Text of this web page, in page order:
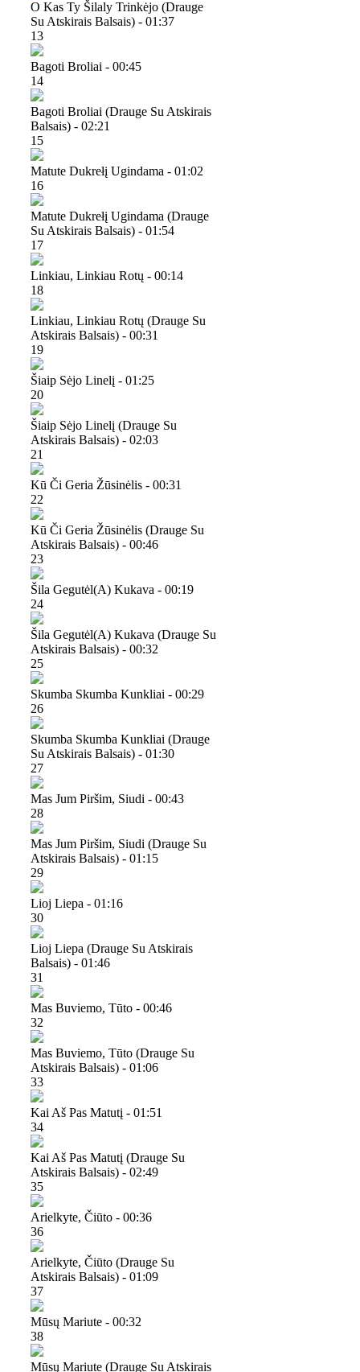
O Kas Ty Šilaly Trinkėjo (drauge
Su Atskirais Balsais) - 01:37
13
Bagoti Broliai - 00:45
14
Bagoti Broliai (drauge Su Atskirais
Balsais) - 02:21
15
Matute Dukrełį Ugindama - 01:02
16
Matute Dukrełį Ugindama (drauge
Su Atskirais Balsais) - 01:54
17
Linkiau, Linkiau Rotų - 00:14
18
Linkiau, Linkiau Rotų (drauge Su
Atskirais Balsais) - 00:31
19
Šiaip Sėjo Linelį - 01:25
20
Šiaip Sėjo Linelį (drauge Su
Atskirais Balsais) - 02:03
21
Kū Či Geria Žūsinėlis - 00:31
22
Kū Či Geria Žūsinėlis (drauge Su
Atskirais Balsais) - 00:46
23
Šila Gegutėl(a) Kukava - 00:19
24
Šila Gegutėl(a) Kukava (drauge Su
Atskirais Balsais) - 00:32
25
Skumba Skumba Kunkliai - 00:29
26
Skumba Skumba Kunkliai (drauge
Su Atskirais Balsais) - 01:30
27
Mas Jum Piršim, Siudi - 00:43
28
Mas Jum Piršim, Siudi (drauge Su
Atskirais Balsais) - 01:15
29
Lioj Liepa - 01:16
30
Lioj Liepa (drauge Su Atskirais
Balsais) - 01:46
31
Mas Buviemo, Tūto - 00:46
32
Mas Buviemo, Tūto (drauge Su
Atskirais Balsais) - 01:06
33
Kai Aš Pas Matutį - 01:51
34
Kai Aš Pas Matutį (drauge Su
Atskirais Balsais) - 02:49
35
Arielkyte, Čiūto - 00:36
36
Arielkyte, Čiūto (drauge Su
Atskirais Balsais) - 01:09
37
Mūsų Mariute - 00:32
38
Mūsų Mariute (drauge Su Atskirais